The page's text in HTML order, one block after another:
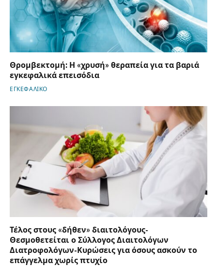
Θρομβεκτομή: Η «χρυσή» θεραπεία για τα βαριά
εγκεφαλικά επεισόδια
ΕΓΚΕΦΑΛΙΚΟ
Τέλος στους «δήθεν» διαιτολόγους-
Θεσμοθετείται ο Σύλλογος Διαιτολόγων
Διατροφολόγων-Κυρώσεις για όσους ασκούν το
επάγγελμα χωρίς πτυχίο